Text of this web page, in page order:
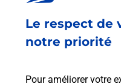
Le respect de
notre priorité
Pour améliorer votre
Envoyer un colis
Vous souhaitez
proposées par La